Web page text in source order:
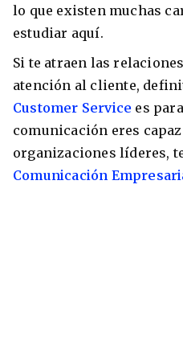
lo que existen muchas
estudiar aquí.
Si te atraen las
atención al cliente,
Customer Service es
comunicación eres
organizaciones líderes,
Comunicación